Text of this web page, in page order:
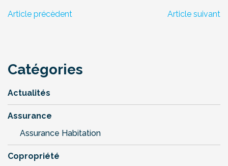
Article précèdent Article suivant
Catégories
Actualités
Assurance
Assurance Habitation
Copropriété